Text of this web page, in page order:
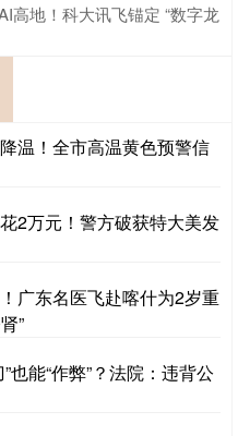
高地！科大讯飞锚定 “数字龙
温！全市高温黄色预警信
2万元！警方破获特大美发
广东名医飞赴喀什为2岁重
”
也能“作弊”？法院：违背公